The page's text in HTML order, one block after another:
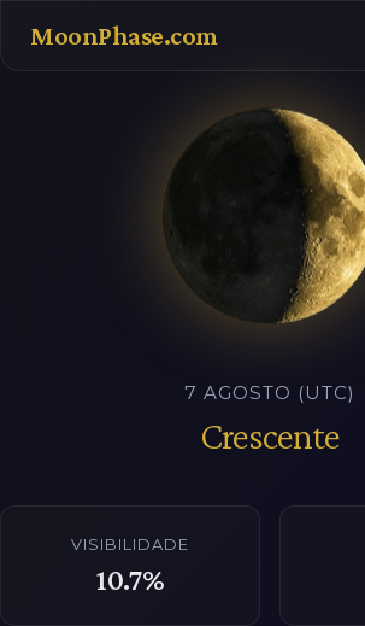
MoonPhase.com
7 AGOSTO (UTC)
Crescente
VISIBILIDADE
10.7%